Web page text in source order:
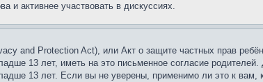
и активнее участвовать в дискуссиях.
and Protection Act), или Акт о защите частных прав
13 лет, иметь на это письменное согласие
13 лет. Если вы не уверены, применимо ли это к